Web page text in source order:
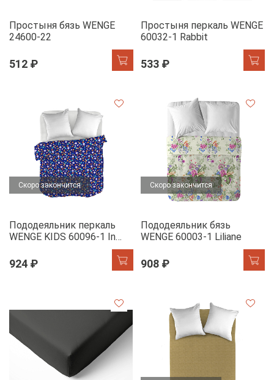
Простыня бязь WENGE
24600-22
512 ₽
Простыня перкаль WENGE
60032-1 Rabbit
533 ₽
Скоро закончится
Пододеяльник перкаль
WENGE KIDS 60096-1 In
924 ₽
Скоро закончится
Пододеяльник бязь
WENGE 60003-1 Liliane
908 ₽